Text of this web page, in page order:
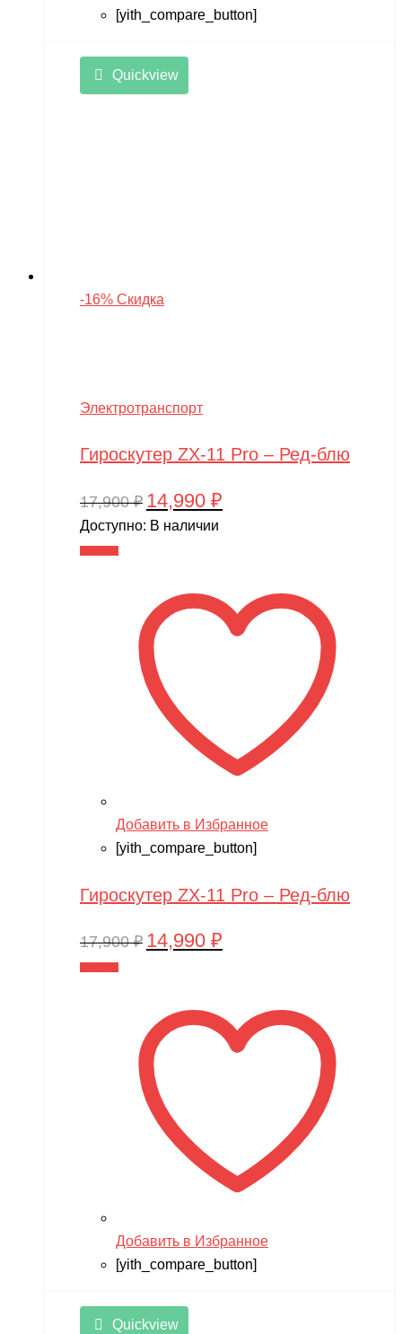
[yith_compare_button]
Quickview
-16% Скидка
Электротранспорт
Гироскутер ZX-11 Pro – Ред-блю
17,900₽ Первоначальная
цена
14,990 ₽
Доступно: В наличии
Добавить в Избранное
[yith_compare_button]
Гироскутер ZX-11 Pro – Ред-блю
17,900₽ Первоначальная
17,900 ₽.
14,990 ₽
Добавить в Избранное
[yith_compare_button]
Quickview